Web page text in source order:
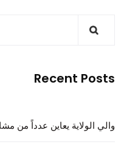
Recent Posts
والي الولاية يعاين عدداً من